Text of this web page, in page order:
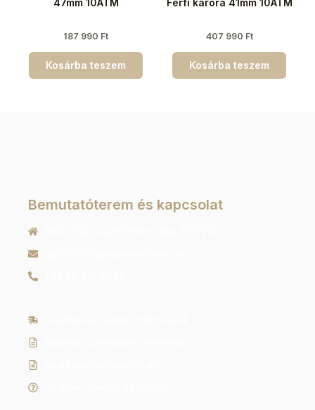
47mm 10ATM
187 990 Ft
Kosárba teszem
Férfi karóra 41mm 10ATM
407 990 Ft
Kosárba teszem
Bemutatóterem és kapcsolat